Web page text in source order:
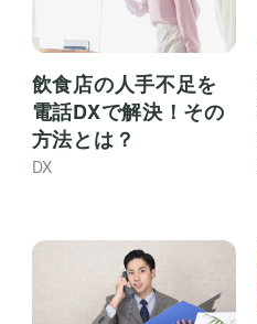
飲食店の人手不足を
電話DXで解決！その
方法とは？
DX